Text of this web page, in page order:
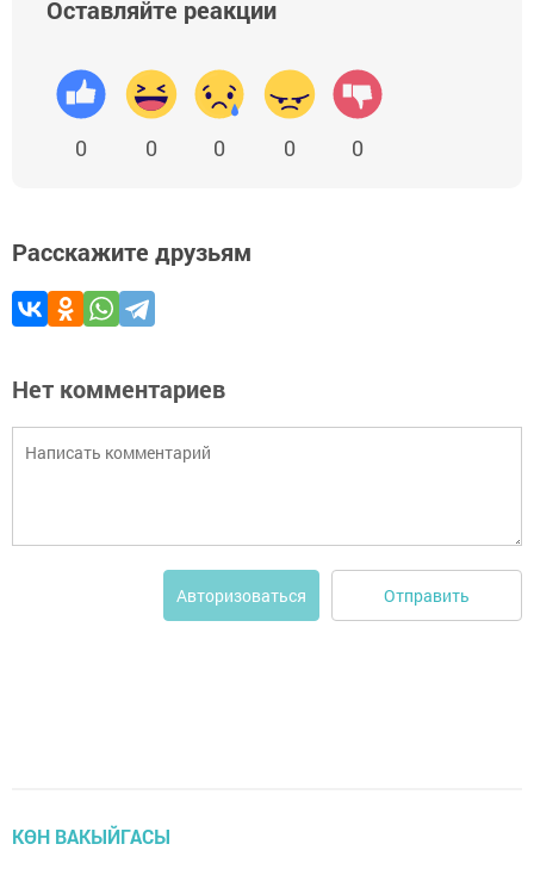
Оставляйте реакции
0 0 0 0 0
Расскажите друзьям
Нет комментариев
Авторизоваться Отправить
КӨН ВАКЫЙГАСЫ